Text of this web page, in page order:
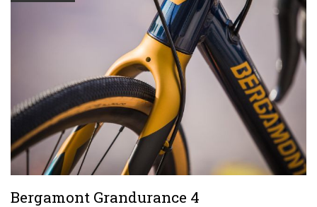
Bergamont Grandurance 4